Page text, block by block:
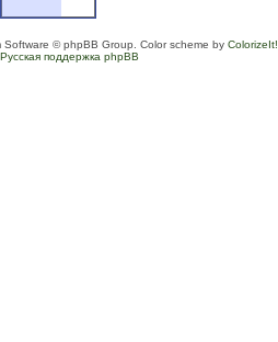
Software © phpBB Group. Color scheme by ColorizeIt!
Русская поддержка phpBB